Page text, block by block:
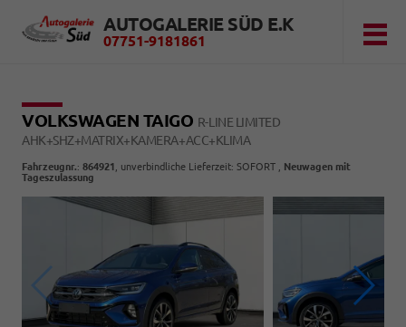
AUTOGALERIE SÜD E.K
07751-9181861
VOLKSWAGEN TAIGO R-LINE LIMITED
AHK+SHZ+MATRIX+KAMERA+ACC+KLIMA
Fahrzeugnr.: 864921 , unverbindliche Lieferzeit: SOFORT , Neuwagen mit
Tageszulassung